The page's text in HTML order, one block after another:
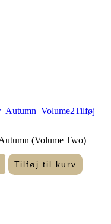
Tilføj
(Volume Two)
Tilføj til kurv